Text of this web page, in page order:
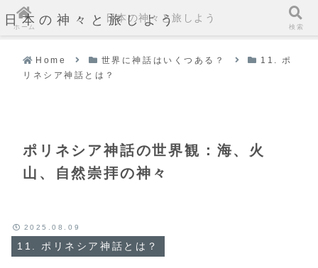
日本の神々と旅しよう
Home 世界に神話はいくつある？
11. ポ
リネシア神話とは？
ポリネシア神話の世界観：海、火
山、自然崇拝の神々
11. ポリネシア神話とは？
2025.08.09
ホーム
日本の神々と旅しよう
検索